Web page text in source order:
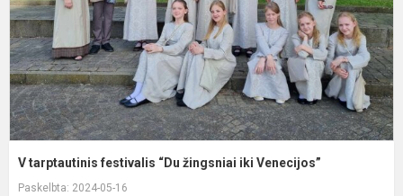
V tarptautinis festivalis “Du žingsniai iki Venecijos”
Paskelbta: 2024-05-16